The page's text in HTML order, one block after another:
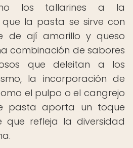
los tallarines a la
la pasta se sirve con
de ají amarillo y queso
combinación de sabores
que deleitan a los
la incorporación de
el pulpo o el cangrejo
pasta aporta un toque
que refleja la diversidad